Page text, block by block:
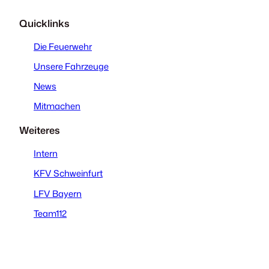
Quicklinks
Die Feuerwehr
Unsere Fahrzeuge
News
Mitmachen
Weiteres
Intern
KFV Schweinfurt
LFV Bayern
Team112